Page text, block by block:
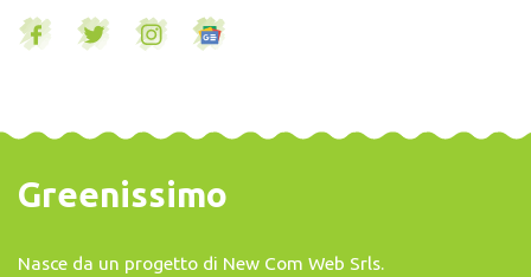
Greenissimo
Nasce da un progetto di New Com Web Srls.